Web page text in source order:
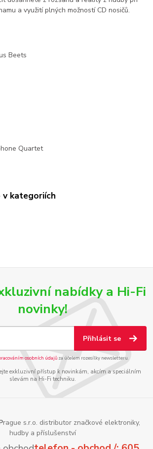
a využití plných možností CD nosičů.
Beets
Quartet
v kategoriích
nabídky a Hi-Fi
novinky!
Přihlásit se
osobních údajůza účelem rozesílky newsletteru.
exkluzivní přístup k novinkám, akcím a speciálním
slevám na Hi-Fi techniku.
rague s.r.o. distributor značkové elektroniky,
hudby a příslušenství